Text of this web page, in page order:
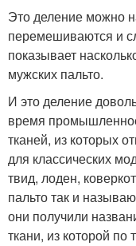
Это деление можно
перемешиваются и
показывает
мужских пальто.
И это деление
время
тканей, из которых
для классических
твид, лоден,
пальто так и
они получили
ткани, из которой